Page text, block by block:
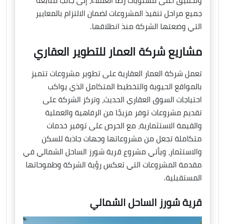
جميع مراحل تنفيذ المشروعات لضمان الالتزام بالمعايير
التي وضعتها الشركة منذ انطلاقها.
مشاريع شركة العمار للتطوير العقاري
تعمل شركة العمار العقارية على تطوير مشروعات تتميز
بالمواقع الحيوية والتخطيط المتكامل الذي يواكب
احتياجات السوق العقاري الحديث، وتركز الشركة على
تقديم مشروعات توفر مزيجًا من الرفاهية والعملية
والقيمة الاستثمارية، مع الحرص على توفير خدمات
متكاملة تجعل من مشروعاتها وجهات جاذبة للسكن
والاستثمار، ويأتي مشروع قرية شورز الساحل الشمالي في
مقدمة المشروعات التي تعكس رؤية الشركة وطموحاتها
المستقبلية.
قرية شورز الساحل الشمالي